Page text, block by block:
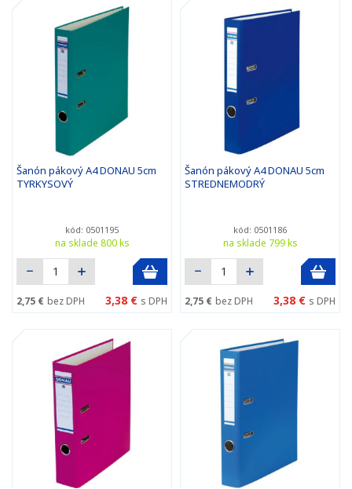
Šanón pákový A4 DONAU 5cm
TYRKYSOVÝ
kód: 0501195
na sklade 800 ks
2,75 € bez DPH 3,38 € s DPH
Šanón pákový A4 DONAU 5cm
STREDNEMODRÝ
kód: 0501186
na sklade 799 ks
2,75 € bez DPH 3,38 € s DPH